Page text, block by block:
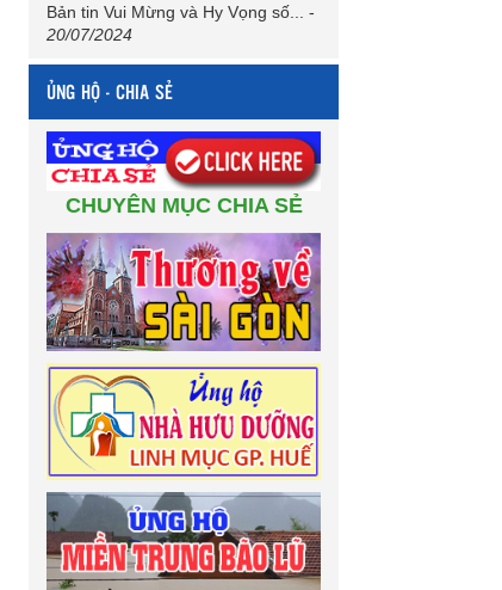
Bản tin Vui Mừng và Hy Vọng số...
-
20/07/2024
ỦNG HỘ - CHIA SẺ
CHUYÊN MỤC CHIA SẺ